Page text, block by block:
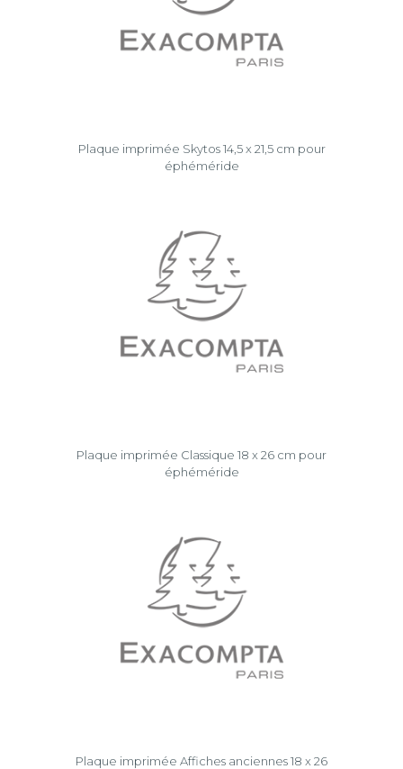
Plaque imprimée Skytos 14,5 x 21,5 cm pour
éphéméride
Plaque imprimée Classique 18 x 26 cm pour
éphéméride
Plaque imprimée Affiches anciennes 18 x 26